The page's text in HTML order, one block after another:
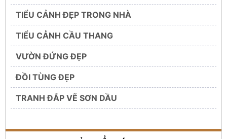
TIỂU CẢNH ĐẸP TRONG NHÀ
TIỂU CẢNH CẦU THANG
VƯỜN ĐỨNG ĐẸP
ĐỒI TÙNG ĐẸP
TRANH ĐẮP VẼ SƠN DẦU